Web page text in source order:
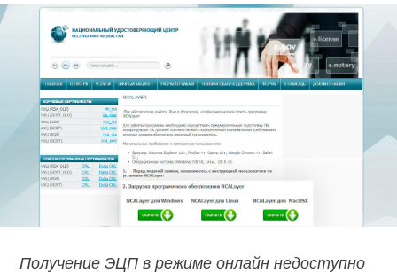
Получение ЭЦП в режиме онлайн недоступно